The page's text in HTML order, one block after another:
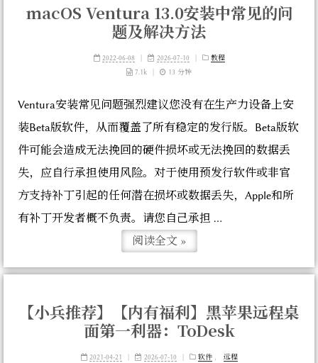
macOS Ventura 13.0安装中常见的问
题及解决方法
2022-06-08 2026-07-10
教程
7.1k
13 分钟
Ventura安装常见问题强烈建议您没有在生产力设备上安
装Beta版软件，从而覆盖了所有稳定的发行版。Beta版软
件可能会造成无法挽回的硬件损坏或无法挽回的数据丢
失，应自行承担使用风险。对于使用预发行软件或非官
方支持补丁引起的任何潜在损坏或数据丢失，Apple和所
有补丁开发者概不负责。请您自己承担 ...
阅读全文 »
【小兵推荐】【内有福利】黑苹果远程桌
面第一利器：ToDesk
2021-04-21 2026-07-10 软件， 远程